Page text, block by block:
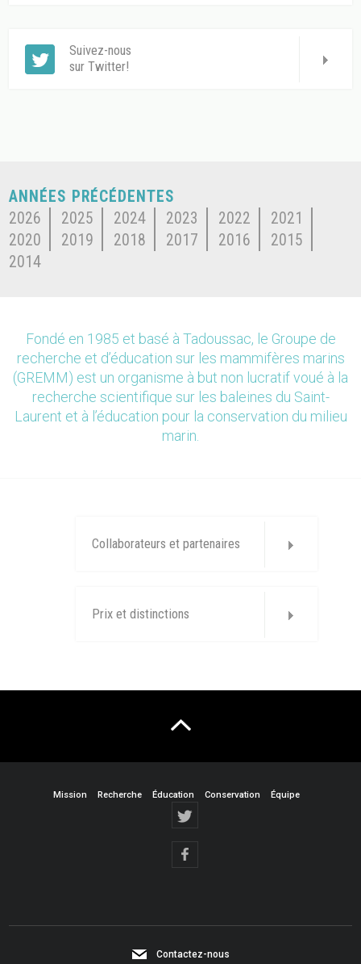
Suivez-nous
sur Twitter!
ANNÉES PRÉCÉDENTES
2026
2025 2024 2023 2022
2021
2020
2019 2018 2017 2016
2015
2014
Fondé en 1985 et basé à Tadoussac, le Groupe de
recherche et d’éducation sur les mammifères marins
(GREMM) est un organisme à but non lucratif voué à la
recherche scientifique sur les baleines du Saint-
Laurent et à l’éducation pour la conservation du milieu
marin.
Collaborateurs et partenaires
Prix et distinctions
Mission Recherche Éducation Conservation Équipe
Contactez-nous